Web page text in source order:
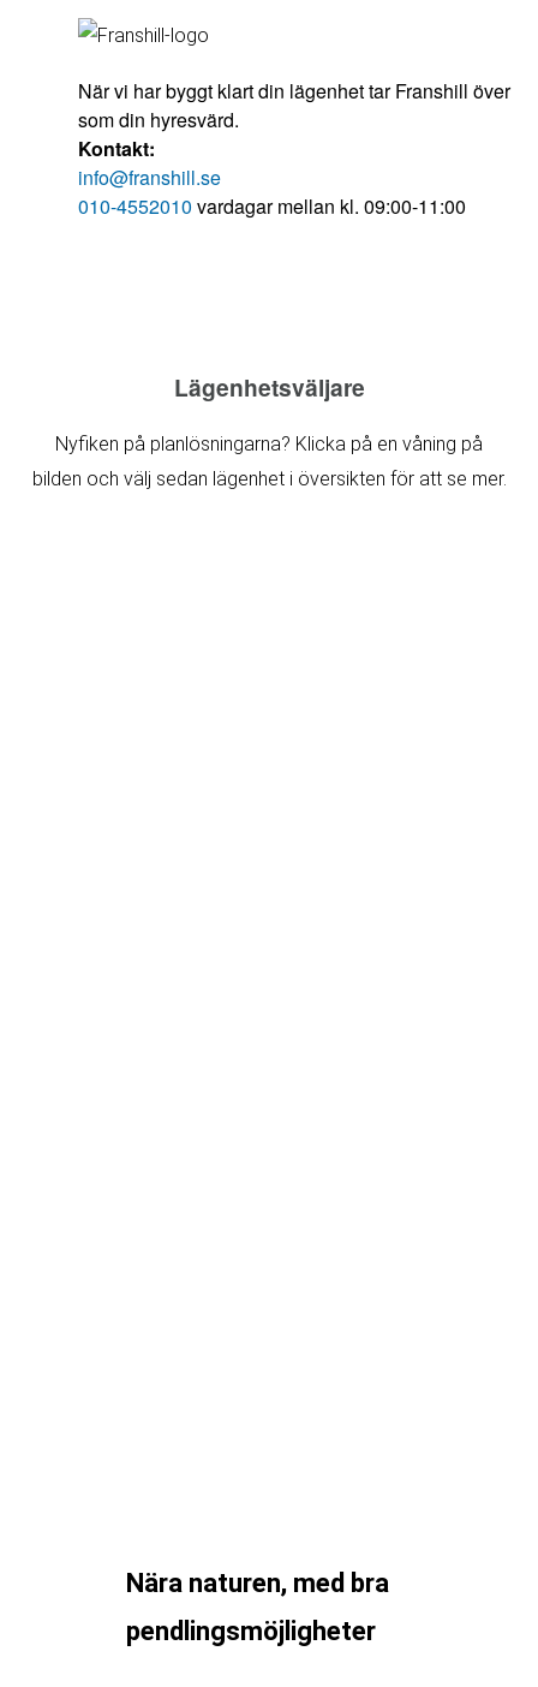
När vi har byggt klart din lägenhet tar Franshill över
som din hyresvärd.
Kontakt:
info@franshill.se
010-4552010 vardagar mellan kl. 09:00-11:00
Lägenhetsväljare
Nyfiken på planlösningarna? Klicka på en våning på
bilden och välj sedan lägenhet i översikten för att se mer.
Nära naturen, med bra
pendlingsmöjligheter